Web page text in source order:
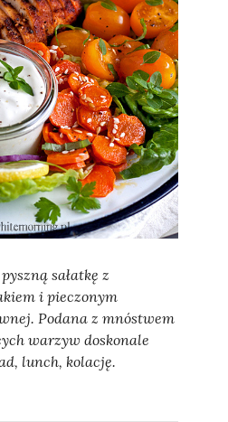
sałatkę z
i pieczonym
Podana z mnóstwem
warzyw doskonale
lunch, kolację.